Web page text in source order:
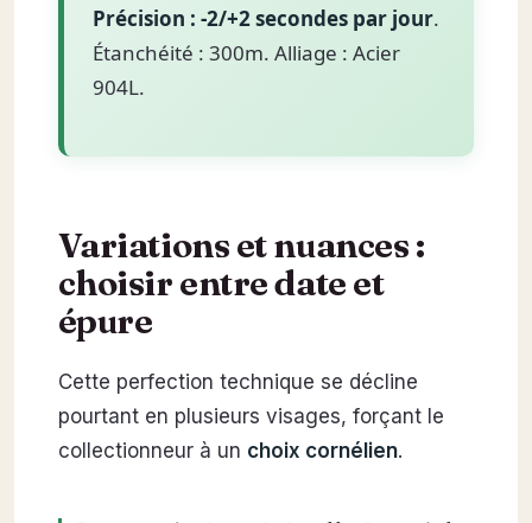
Précision : -2/+2 secondes par jour.
Étanchéité : 300m. Alliage : Acier
904L.
Variations et nuances :
choisir entre date et
épure
Cette perfection technique se décline
pourtant en plusieurs visages, forçant le
collectionneur à un choix cornélien.